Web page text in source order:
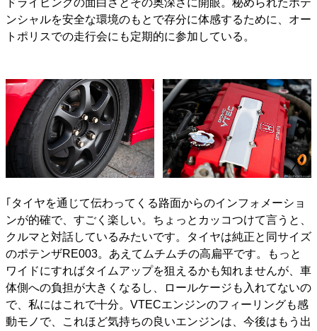
ンシャルを安全な環境のもとで存分に体感するために、オー
トポリスでの走行会にも定期的に参加している。
｢タイヤを通じて伝わってくる路面からのインフォメーショ
ンが的確で、すごく楽しい。ちょっとカッコつけて言うと、
クルマと対話しているみたいです。タイヤは純正と同サイズ
のポテンザRE003。あえてムチムチの高扁平です。もっと
ワイドにすればタイムアップを狙えるかも知れませんが、車
体側への負担が大きくなるし、ロールケージも入れてないの
で、私にはこれで十分。VTECエンジンのフィーリングも感
動モノで、これほど気持ちの良いエンジンは、今後はもう出